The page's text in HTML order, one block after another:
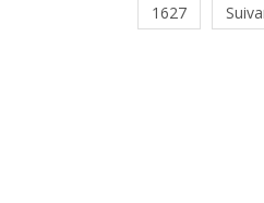
1627